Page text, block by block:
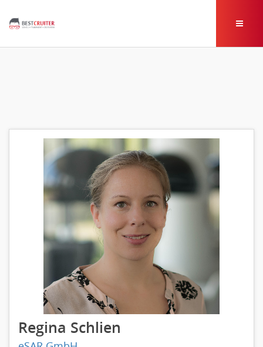
Regina Schlien